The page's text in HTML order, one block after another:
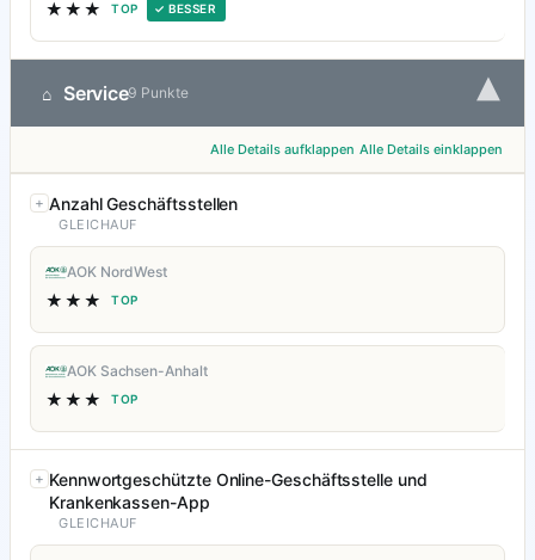
★★★ TOP ✓ BESSER
⌂ Service9 Punkte ▾
Alle Details aufklappen Alle Details einklappen
Anzahl Geschäftsstellen
GLEICHAUF
AOK NordWest
★★★ TOP
AOK Sachsen-Anhalt
★★★ TOP
Kennwortgeschützte Online-Geschäftsstelle und
Krankenkassen-App
GLEICHAUF